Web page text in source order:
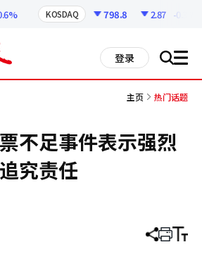
KOSDAQ 798.8 2.87 -0.36%
登录 搜 all
主页 热门话题
不足事件表示强烈
究责任
分 打 调